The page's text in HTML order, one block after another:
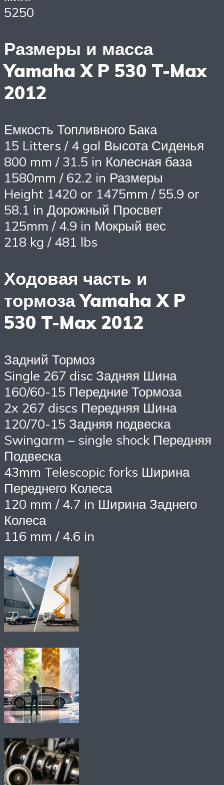
5250
Размеры и масса
Yamaha X P 530 T-Max
2012
Емкость Топливного Бака
15 Litters / 4 gal Высота Сиденья
800 mm / 31.5 in Колесная база
1580mm / 62.2 in Размеры
Height 1420 or 1475mm / 55.9 or
58.1 in Дорожный Просвет
125mm / 4.9 in Мокрый вес
218 kg / 481 lbs
Ходовая часть и
тормоза Yamaha X P
530 T-Max 2012
Задний Тормоз
Single 267 disc Задняя Шина
160/60-15 Передние Тормоза
2x 267 discs Передняя Шина
120/70-15 Задняя подвеска
Swingarm – single shock Передняя
Подвеска
43mm Telescopic forks Ширина
Переднего Колеса
120 mm / 4.7 in Ширина Заднего
Колеса
116 mm / 4.6 in